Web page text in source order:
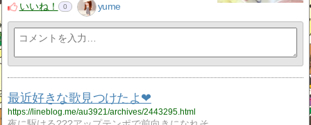
いいね！
0 yume
最近好きな歌見つけたよ❤
https://lineblog.me/au3921/archives/2443295.html